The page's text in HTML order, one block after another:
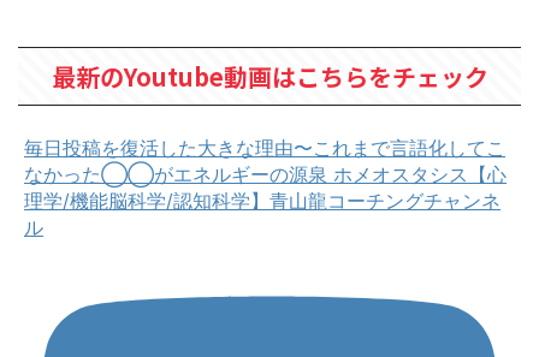
最新のYoutube動画はこちらをチェック
毎日投稿を復活した大きな理由〜これまで言語化してこ
なかった◯◯がエネルギーの源泉 ホメオスタシス【心
理学/機能脳科学/認知科学】青山龍コーチングチャンネ
ル